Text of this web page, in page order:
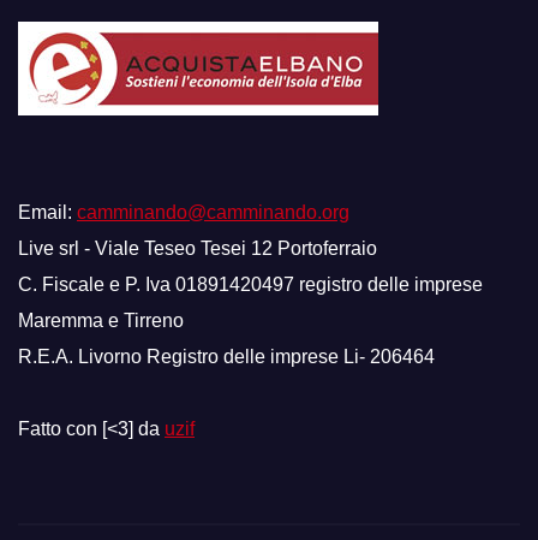
Email: camminando@camminando.org
Live srl - Viale Teseo Tesei 12 Portoferraio
C. Fiscale e P. Iva 01891420497 registro delle imprese
Maremma e Tirreno
R.E.A. Livorno Registro delle imprese Li- 206464
Fatto con [<3] da uzif